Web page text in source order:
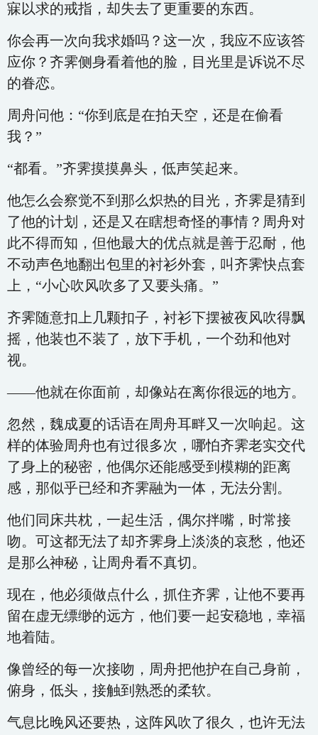
寐以求的戒指，却失去了更重要的东西。
你会再一次向我求婚吗？这一次，我应不应该答
应你？齐霁侧身看着他的脸，目光里是诉说不尽
的眷恋。
周舟问他：“你到底是在拍天空，还是在偷看
我？”
“都看。”齐霁摸摸鼻头，低声笑起来。
他怎么会察觉不到那么炽热的目光，齐霁是猜到
了他的计划，还是又在瞎想奇怪的事情？周舟对
此不得而知，但他最大的优点就是善于忍耐，他
不动声色地翻出包里的衬衫外套，叫齐霁快点套
上，“小心吹风吹多了又要头痛。”
齐霁随意扣上几颗扣子，衬衫下摆被夜风吹得飘
摇，他装也不装了，放下手机，一个劲和他对
视。
——他就在你面前，却像站在离你很远的地方。
忽然，魏成夏的话语在周舟耳畔又一次响起。这
样的体验周舟也有过很多次，哪怕齐霁老实交代
了身上的秘密，他偶尔还能感受到模糊的距离
感，那似乎已经和齐霁融为一体，无法分割。
他们同床共枕，一起生活，偶尔拌嘴，时常接
吻。可这都无法了却齐霁身上淡淡的哀愁，他还
是那么神秘，让周舟看不真切。
现在，他必须做点什么，抓住齐霁，让他不要再
留在虚无缥缈的远方，他们要一起安稳地，幸福
地着陆。
像曾经的每一次接吻，周舟把他护在自己身前，
俯身，低头，接触到熟悉的柔软。
气息比晚风还要热，这阵风吹了很久，也许无法